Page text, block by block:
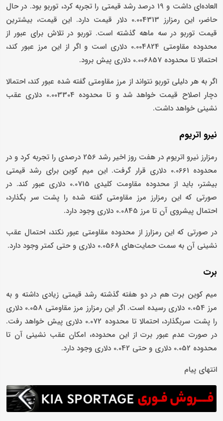
العاده‌ای داشت و 19 درصد رشد قیمتی را تجربه کرد، توربو بود. در حال
حاضر، این رمزارز 0.004313 دلار قیمت دارد. این قیمت، بیشترین
قیمت توربو در سه ماهه گذشته است. توربو در تلاش برای عبور از
محدوده مقاومتی 0.004824 دلاری است و اگر از این مرز عبور کند،
احتمالا تا محدوده 0.006857 دلاری پیش برود.
اگر به هر دلیلی توربو نتواند از مرز مقاومتی گفته شده عبور کند، احتمالا
دچار اصلاح قیمت خواهد شد و تا محدوده 0.003304 دلاری عقب
نشینی خواهد داشت.
نیرو اتریوم
رمزارز نیرو اتریوم در هفت روز اخیر رشد 256 درصدی را تجربه کرد و در
محدوده 0.0661 دلاری قرار گرفت. این میم کوین برای رشد قیمتی
بیشتر، باید از محدوده مقاومت کلیدی 0.0715 دلاری عبور کند. در
صورتی که این رمزارز مرز مقاومتی گفته شده را پشت سر بگذارد،
احتمال پیشروی آن تا مرز 0.0845 دلاری وجود دارد.
در صورتی که این رمزارز از محدوده مقاومتی عبور نکند، احتمال عقب
نشینی آن به سمت حمایت‌های 0.0568 دلاری و حتی کمتر وجود دارد.
برت
میم کوین برت هم در دو هفته گذشته رشد قیمتی زیادی داشته و به
مرز 0.054 دلاری رسیده است. اگر این رمزارز مرز مقاومتی 0.058 دلاری
را پشت سربگذارد، احتمالا تا محدوده 0.072 دلاری پیش خواهد رفت.
در صورت عدم عبور برت از این محدوده، امکان عقب نشینی آن تا
محدوده 0.052 دلاری و حتی 0.042 دلاری وجود دارد.
انتهای پیام